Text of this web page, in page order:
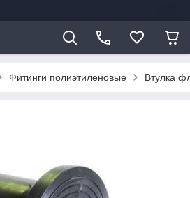
Фитинги полиэтиленовые Втулка